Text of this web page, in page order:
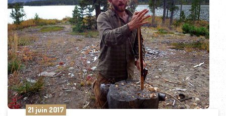
21 juin 2017